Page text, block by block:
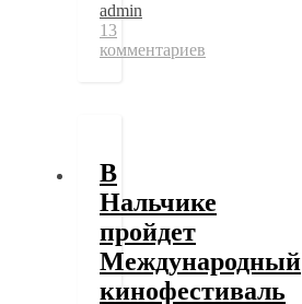
admin
13
комментариев
В
Нальчике
пройдет
Международный
кинофестиваль